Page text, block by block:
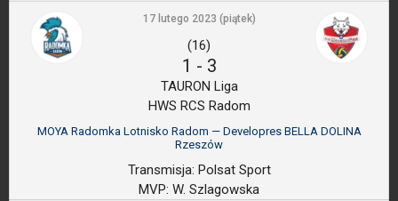
17 lutego 2023 (piątek)
(16)
1 - 3
TAURON Liga
HWS RCS Radom
MOYA Radomka Lotnisko Radom — Developres BELLA DOLINA
Rzeszów
Transmisja: Polsat Sport
MVP: W. Szlagowska